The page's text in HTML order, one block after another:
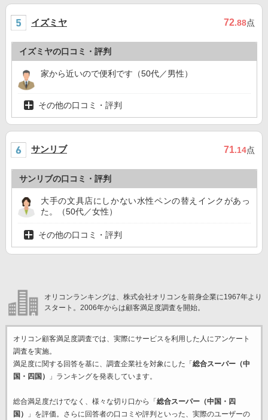
イズミヤ 72.88点
イズミヤの口コミ・評判
家から近いので便利です（50代／男性）
その他の口コミ・評判
サンリブ 71.14点
サンリブの口コミ・評判
大手の文具店にしかない水性ペンの替えインクがあっ
た。（50代／女性）
その他の口コミ・評判
オリコンランキングは、株式会社オリコンを前身企業に1967年より
スタート。2006年からは顧客満足度調査を開始。
オリコン顧客満足度調査では、実際にサービスを利用した 人にアンケート
調査を実施。
満足度に関する回答を基に、調査企業社を対象にした「総合スーパー（中
国・四国）
」ランキングを発表しています。
総合満足度だけでなく、様々な切り口から「総合スーパー（中国・四
国）
」を評価。さらに回答者の口コミや評判といった、実際のユーザーの